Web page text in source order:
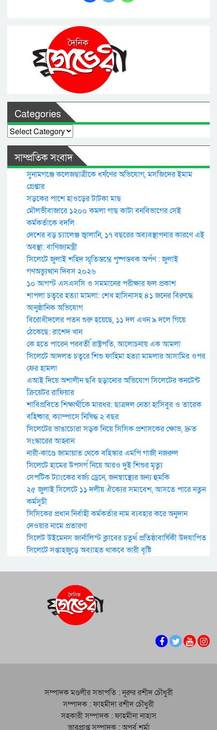
Categories
Categories
সাম্প্রতিক সংবাদ
সুনামগঞ্জে কলেজছাত্রীকে ধর্ষণের অভিযোগ, মসজিদের ইমাম
গ্রেপ্তার
সড়কের পাশে হাওড়ের টাটকা মাছ
মৌলভীবাজারে ১২০০ কমলা গাছ কাটা বনবিভাগের সেই
কর্মকর্তাকে বদলি
দেশের বড় চ্যালেঞ্জ জ্বালানি, ১৭ বছরের অব্যবস্থাপনার কারণে এই
অবস্থা: বাণিজ্যমন্ত্রী
সিলেটে জুলাই শহিদ স্মৃতিস্তম্ভে পুষ্পস্তবক অর্পণ : জুলাই
গণঅভ্যুত্থান দিবস ২০২৬
১০ আগস্ট এসএসসি ও সমমানের পরীক্ষার ফল প্রকাশ
শাপলা চত্বরে হত্যা মামলা: শেখ হাসিনাসহ ৪১ জনের বিরুদ্ধে
আনুষ্ঠানিক অভিযোগ
বিরোধীদলের পতন শুরু হয়েছে, ১১ দল এখন ৯ দলে গিয়ে
ঠেকেছে: রাশেদ খান
কে হতে পারেন পরবর্তী রাষ্ট্রপতি, আলোচনায় এক আমলা
সিলেটে আদলত চত্বরে শিশু ফাহিমা হত্যা মামলার আসামির ওপর
ফের হামলা
এআই দিয়ে অশালীন ছবি ছড়ানোর অভিযোগ সিলেটের কনটেন্ট
ক্রিয়েটর রাফিয়ার
শাবিপ্রবিতে শিক্ষার্থীকে মারধর: ছাত্রদল নেতা হাসিবুর ও তারেক
বহিষ্কার, ক্যাম্পাসে নিষিদ্ধ ২ বছর
সিলেটের ভাঙাচোরা সড়ক নিয়ে সিসিক প্রশাসকের ক্ষোভ, দ্রুত
সংস্কারের আহ্বান
নারী-কাণ্ডে জামায়াত থেকে বহিস্কার এমপি গাজী নজরুল
সিলেটে হামের উপসর্গ নিয়ে আরও দুই শিশুর মৃত্যু
সেপটিক ট্যাংকের বর্জ্য ড্রেনে, জনস্বাস্থ্যের জন্য হুমকি
২৫ জুলাই সিলেটে ১১ দলীয় ঐক্যের সমাবেশ, আসতে পারে নতুন
কর্মসুচী
সিসিকের প্রধান নির্বাহী কর্মকর্তার নাম ব্যবহার করে অনুদান
দেওয়ার নামে প্রতারণা
সিলেট উইমেনস জার্নালিস্ট ক্লাবের চতুর্থ প্রতিষ্ঠাবার্ষিকী উদযাপিত
সিলেটে সপ্তাহজুড়ে অব্যাহত থাকবে ভারী বৃষ্টি
সম্পাদক মণ্ডলীর সভাপতি : নূরুর রশীদ চৌধুরী
সম্পাদক : ফাহমীদা রশীদ চৌধুরী
সহকারী সম্পাদক : ফাহমীনা নাহাস
ভারপ্রাপ্ত সম্পাদক : অপূর্ব শর্মা